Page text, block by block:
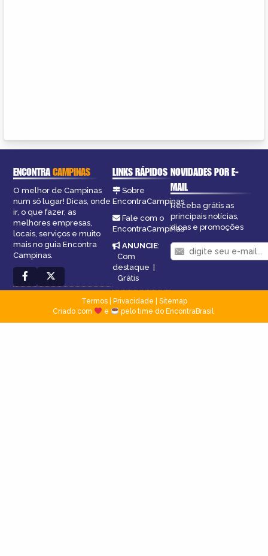
ENCONTRACAMPINAS
O melhor de Campinas
num só lugar! Dicas, onde
ir, o que fazer, as
melhores empresas,
locais, serviços e muito
mais no guia Encontra
Campinas.
LINKS RÁPIDOS
Sobre
EncontraCampinas
Fale com o
EncontraCampinas
ANUNCIE:
Com
destaque
Grátis
NOVIDADES POR E-
MAIL
Receba grátis as
principais notícias,
dicas e promoções
Termos| Privacidade
Sitemap
Criado com
e pelo time do EncontraBrasil